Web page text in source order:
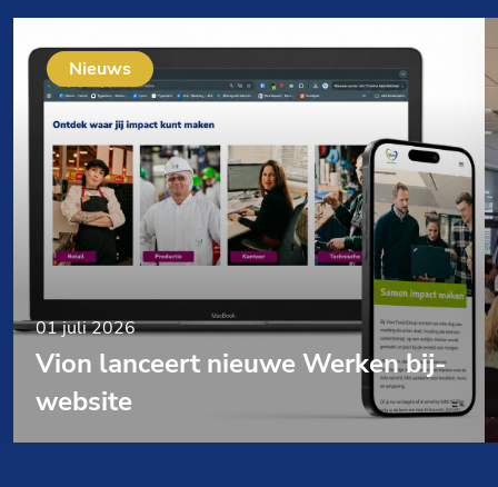
Nieuws
01 juli 2026
Vion lanceert nieuwe Werken bij-
website